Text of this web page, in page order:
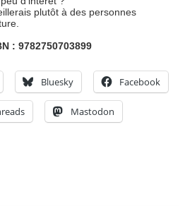
plutôt à des personnes
: 9782750703899
Bluesky Facebook
Mastodon